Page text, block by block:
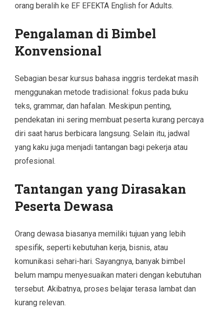
orang beralih ke EF EFEKTA English for Adults.
Pengalaman di Bimbel
Konvensional
Sebagian besar kursus bahasa inggris terdekat masih
menggunakan metode tradisional: fokus pada buku
teks, grammar, dan hafalan. Meskipun penting,
pendekatan ini sering membuat peserta kurang percaya
diri saat harus berbicara langsung. Selain itu, jadwal
yang kaku juga menjadi tantangan bagi pekerja atau
profesional.
Tantangan yang Dirasakan
Peserta Dewasa
Orang dewasa biasanya memiliki tujuan yang lebih
spesifik, seperti kebutuhan kerja, bisnis, atau
komunikasi sehari-hari. Sayangnya, banyak bimbel
belum mampu menyesuaikan materi dengan kebutuhan
tersebut. Akibatnya, proses belajar terasa lambat dan
kurang relevan.